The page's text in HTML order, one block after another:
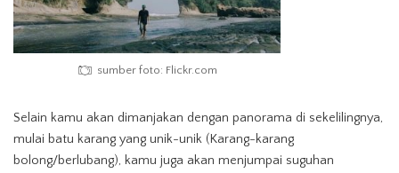
sumber foto: Flickr.com
Selain kamu akan dimanjakan dengan panorama di sekelilingnya,
mulai batu karang yang unik-unik (Karang-karang
bolong/berlubang), kamu juga akan menjumpai suguhan